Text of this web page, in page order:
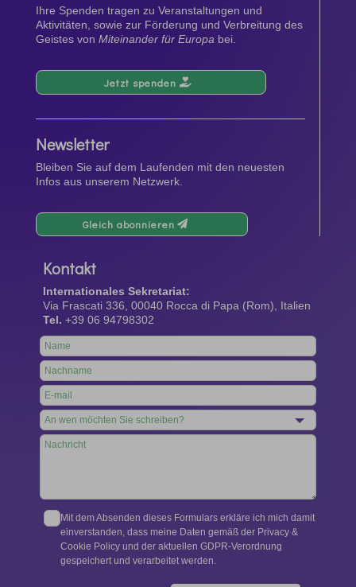
Ihre Spenden tragen zu Veranstaltungen und
Aktivitäten, sowie zur Förderung und Verbreitung des
Geistes von Miteinander für Europabei.
Jetzt spenden
Newsletter
Bleiben Sie auf dem Laufenden mit den neuesten
Infos aus unserem Netzwerk.
Gleich abonnieren
Kontakt
Internationales Sekretariat:
Via Frascati 336, 00040 Rocca di Papa (Rom), Italien
Tel. +39 06 94798302
Leave
this
field
blank
Mit dem Absenden dieses Formulars erkläre ich mich damit
einverstanden, dass meine Daten gemäß der Privacy &
Cookie Policy und der aktuellen GDPR-Verordnung
gespeichert und verarbeitet werden.